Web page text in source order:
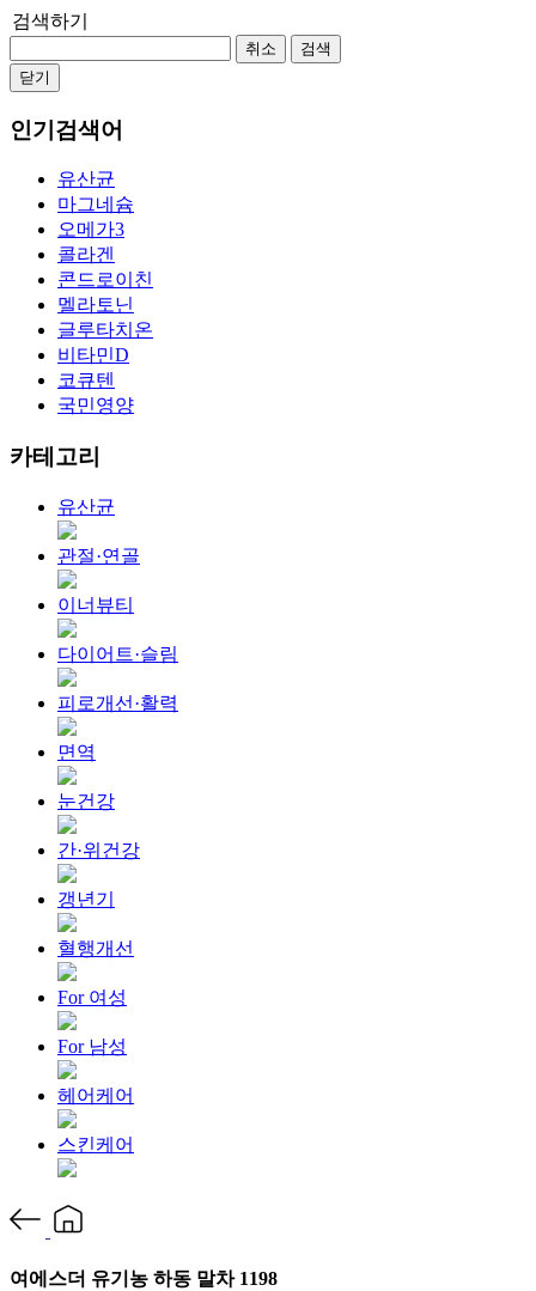
검색하기
취소
검색
닫기
인기검색어
유산균
마그네슘
오메가3
콜라겐
콘드로이친
멜라토닌
글루타치온
비타민D
코큐텐
국민영양
카테고리
유산균
관절·연골
이너뷰티
다이어트·슬림
피로개선·활력
면역
눈건강
간·위건강
갱년기
혈행개선
For 여성
For 남성
헤어케어
스킨케어
여에스더 유기농 하동 말차 1198